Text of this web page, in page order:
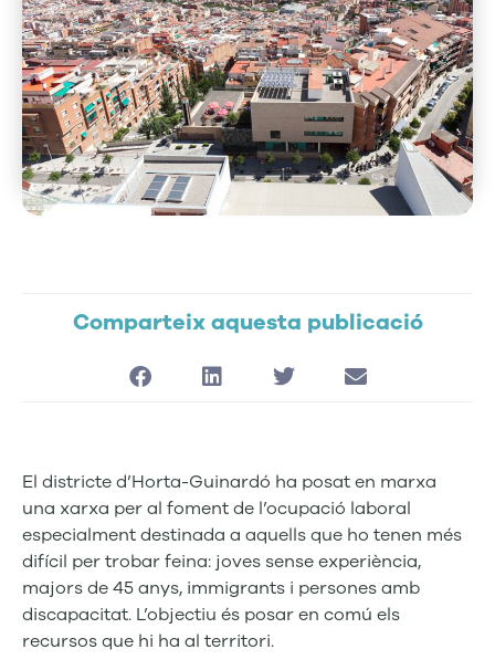
Comparteix aquesta publicació
El districte d’Horta-Guinardó ha posat en marxa
una xarxa per al foment de l’ocupació laboral
especialment destinada a aquells que ho tenen més
difícil per trobar feina: joves sense experiència,
majors de 45 anys, immigrants i persones amb
discapacitat. L’objectiu és posar en comú els
recursos que hi ha al territori.